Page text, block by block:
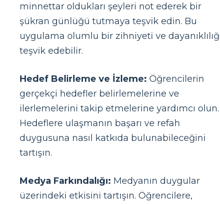
minnettar oldukları şeyleri not ederek bir
şükran günlüğü tutmaya teşvik edin. Bu
uygulama olumlu bir zihniyeti ve
teşvik edebilir.
Hedef Belirleme ve İzleme: Öğrencilerin
gerçekçi hedefler belirlemelerine ve
ilerlemelerini takip etmelerine yardımcı olun.
Hedeflere ulaşmanın başarı ve refah
duygusuna nasıl katkıda bulunabileceğini
tartışın.
Medya Farkındalığı: Medyanın duygular
üzerindeki etkisini tartışın. Öğrencilere,